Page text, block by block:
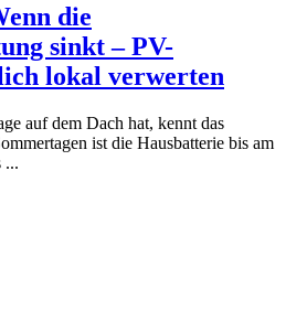
die
sinkt – PV-
lokal verwerten
auf dem Dach hat, kennt das
ist die Hausbatterie bis am
...